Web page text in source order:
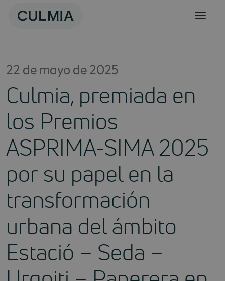
22 de mayo de 2025
Culmia, premiada en
los Premios
ASPRIMA-SIMA 2025
por su papel en la
transformación
urbana del ámbito
Estació – Seda –